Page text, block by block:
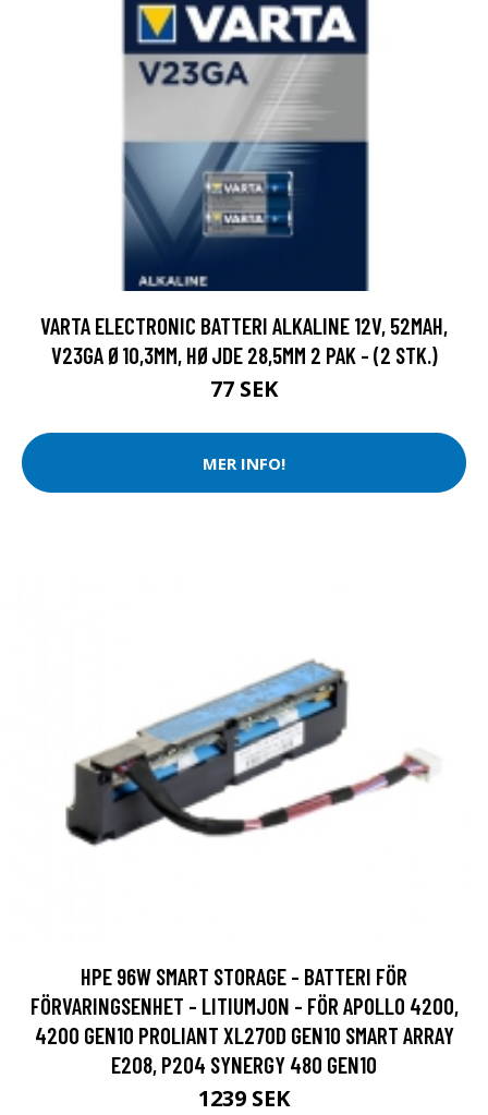
VARTA ELECTRONIC BATTERI ALKALINE 12V, 52MAH,
V23GA Ø10,3MM, HØJDE 28,5MM 2 PAK - (2 STK.)
77 SEK
MER INFO!
HPE 96W SMART STORAGE - BATTERI FÖR
FÖRVARINGSENHET - LITIUMJON - FÖR APOLLO 4200,
4200 GEN10 PROLIANT XL270D GEN10 SMART ARRAY
E208, P204 SYNERGY 480 GEN10
1239 SEK